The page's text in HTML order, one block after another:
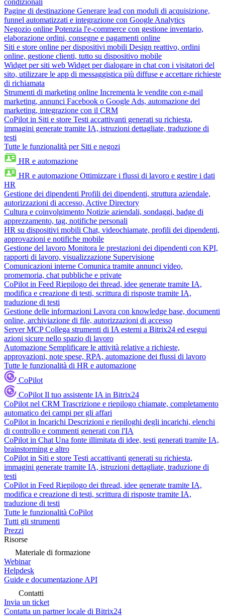
condizionali
Pagine di destinazione Generare lead con moduli di acquisizione,
funnel automatizzati e integrazione con Google Analytics
Negozio online Potenzia l'e-commerce con gestione inventario,
elaborazione ordini, consegne e pagamenti online
Siti e store online per dispositivi mobili Design reattivo, ordini
online, gestione clienti, tutto su dispositivo mobile
Widget per siti web Widget per dialogare in chat con i visitatori del
sito, utilizzare le app di messaggistica più diffuse e accettare richieste
di richiamata
Strumenti di marketing online Incrementa le vendite con e-mail
marketing, annunci Facebook o Google Ads, automazione del
marketing, integrazione con il CRM
CoPilot in Siti e store Testi accattivanti generati su richiesta,
immagini generate tramite IA, istruzioni dettagliate, traduzione di
testi
Tutte le funzionalità per Siti e negozi
HR e automazione
HR e automazione Ottimizzare i flussi di lavoro e gestire i dati
HR
Gestione dei dipendenti Profili dei dipendenti, struttura aziendale,
autorizzazioni di accesso, Active Directory
Cultura e coinvolgimento Notizie aziendali, sondaggi, badge di
apprezzamento, tag, notifiche personali
HR su dispositivi mobili Chat, videochiamate, profili dei dipendenti,
approvazioni e notifiche mobile
Gestione del lavoro Monitora le prestazioni dei dipendenti con KPI,
rapporti di lavoro, visualizzazione Supervisione
Comunicazioni interne Comunica tramite annunci video,
promemoria, chat pubbliche e private
CoPilot in Feed Riepilogo dei thread, idee generate tramite IA,
modifica e creazione di testi, scrittura di risposte tramite IA,
traduzione di testi
Gestione delle informazioni Lavora con knowledge base, documenti
online, archiviazione di file, autorizzazioni di accesso
Server MCP Collega strumenti di IA esterni a Bitrix24 ed esegui
azioni sicure nello spazio di lavoro
Automazione Semplificare le attività relative a richieste,
approvazioni, note spese, RPA, automazione dei flussi di lavoro
Tutte le funzionalità di HR e automazione
CoPilot
CoPilot Il tuo assistente IA in Bitrix24
CoPilot nel CRM Trascrizione e riepilogo chiamate, completamento
automatico dei campi per gli affari
CoPilot in Incarichi Descrizioni e riepiloghi degli incarichi, elenchi
di controllo e commenti generati con l'IA
CoPilot in Chat Una fonte illimitata di idee, testi generati tramite IA,
brainstorming e altro
CoPilot in Siti e store Testi accattivanti generati su richiesta,
immagini generate tramite IA, istruzioni dettagliate, traduzione di
testi
CoPilot in Feed Riepilogo dei thread, idee generate tramite IA,
modifica e creazione di testi, scrittura di risposte tramite IA,
traduzione di testi
Tutte le funzionalità CoPilot
Tutti gli strumenti
Prezzi
Risorse
Materiale di formazione
Webinar
Helpdesk
Guide e documentazione API
Contatti
Invia un ticket
Contatta un partner locale di Bitrix24